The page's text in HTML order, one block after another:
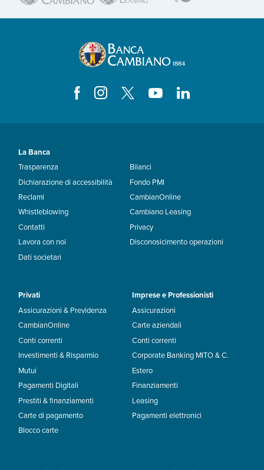
La Banca
Trasparenza
Dichiarazione di accessibilità
Reclami
Whistleblowing
Contatti
Lavora con noi
Dati societari
Bilanci
Fondo PMI
CambianOnline
Cambiano Leasing
Privacy
Disconosicimento operazioni
Privati
Assicurazioni & Previdenza
CambianOnline
Conti correnti
Investimenti & Risparmio
Mutui
Pagamenti Digitali
Prestiti & finanziamenti
Carte di pagamento
Blocco carte
Imprese e Professionisti
Assicurazioni
Carte aziendali
Conti correnti
Corporate Banking MITO & C.
Estero
Finanziamenti
Leasing
Pagamenti elettronici